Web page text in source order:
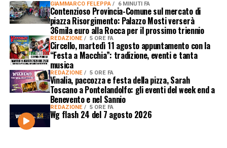
GIAMMARCO FELEPPA 6 MINUTI FA
Contenzioso Provincia-Comune sul mercato di
piazza Risorgimento: Palazzo Mosti verserà
36mila euro alla Rocca per il prossimo triennio
REDAZIONE 5 ORE FA
Circello, martedì 11 agosto appuntamento con la
“Festa a Macchia”: tradizione, eventi e tanta
musica
REDAZIONE 5 ORE FA
Vinalia, paccozza e festa della pizza, Sarah
Toscano a Pontelandolfo: gli eventi del week end a
Benevento e nel Sannio
REDAZIONE 5 ORE FA
Wg flash 24 del 7 agosto 2026